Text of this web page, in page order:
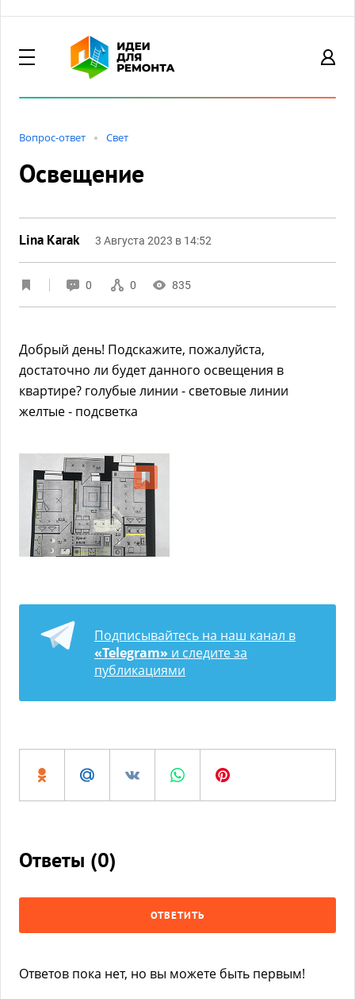
Вопрос-ответ Свет
Освещение
Lina Karak 3 Августа 2023 в 14:52
0 0 835
Добрый день! Подскажите, пожалуйста,
достаточно ли будет данного освещения в
квартире? голубые линии - световые линии
желтые - подсветка
Подписывайтесь на наш канал в
«Telegram» и следите за
публикациями
Ответы (0)
ОТВЕТИТЬ
Ответов пока нет, но вы можете быть первым!